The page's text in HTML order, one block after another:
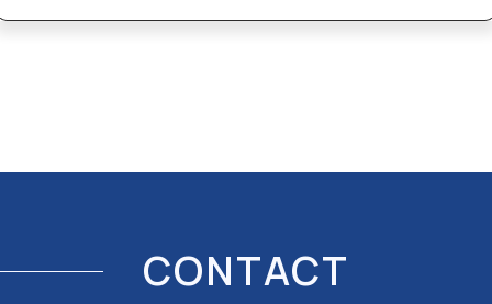
CONTACT